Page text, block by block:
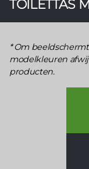
TOILETTAS
Om
modelkleuren
producten.